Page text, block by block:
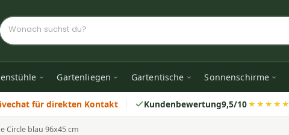
Gartenliegen Gartentische Sonnenschirme
für direkten Kontakt Kundenbewertung9,5/10★★★★★
Circle blau 96x45 cm